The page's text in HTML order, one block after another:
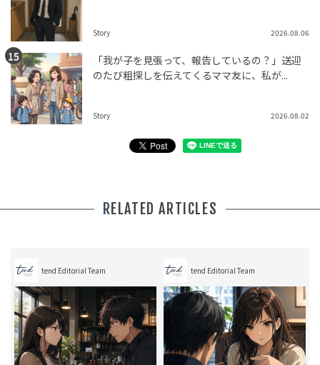
Story 2026.08.06
「我が子を見張って、報告しているの？」送迎
のたび粗探しを伝えてくるママ友に、私が...
Story 2026.08.02
RELATED ARTICLES
tend Editorial Team tend Editorial Team